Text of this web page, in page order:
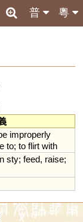
粵
普
improperly
to; to flirt with
sty; feed, raise;